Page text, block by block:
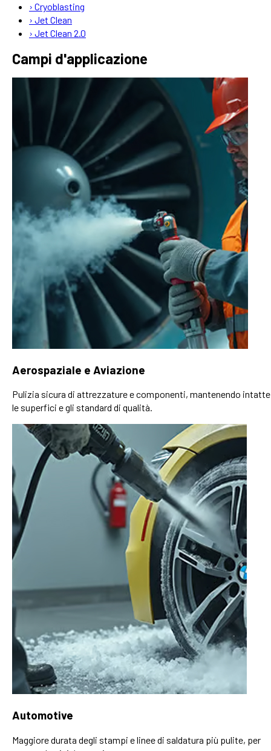
› Cryoblasting
› Jet Clean
› Jet Clean 2.0
Campi d'applicazione
Aerospaziale e Aviazione
Pulizia sicura di attrezzature e componenti, mantenendo intatte
le superfici e gli standard di qualità.
Automotive
Maggiore durata degli stampi e linee di saldatura più pulite, per